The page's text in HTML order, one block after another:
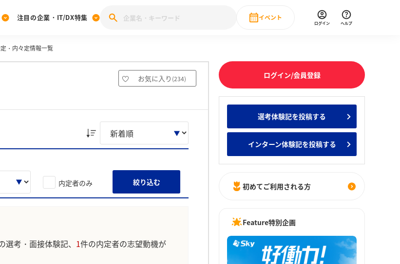
[27卒] 本選考体験記投稿キャンペーン
みんなの新卒就職人気企業ランキング みんなのインターン人気企業ランキ
注目の企業・IT/DX特集
28卒 IT・DX現場社員インタビュー
イベント
直近のイベント一覧
ログイン ヘルプ
・内々定情報一覧
お気に入り (234)
内定者のみ 絞り込む
選考・面接体験記、 1件の内定者の志望動機が
ログイン/会員登録
選考体験記を投稿する
インターン体験記を投稿する
初めてご利用される方
Feature特別企画